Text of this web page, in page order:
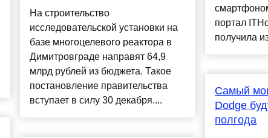
На строительство
исследовательской установки на
базе многоцелевого реактора в
Димитровграде направят 64,9
млрд рублей из бюджета. Такое
постановление правительства
вступает в силу 30 декабря....
портал
получила
Самый
Dodge
полгода